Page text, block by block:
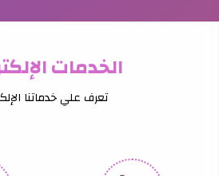
الخدمات
تعرف علي خدماتنا